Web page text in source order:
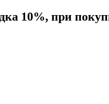
10%, при